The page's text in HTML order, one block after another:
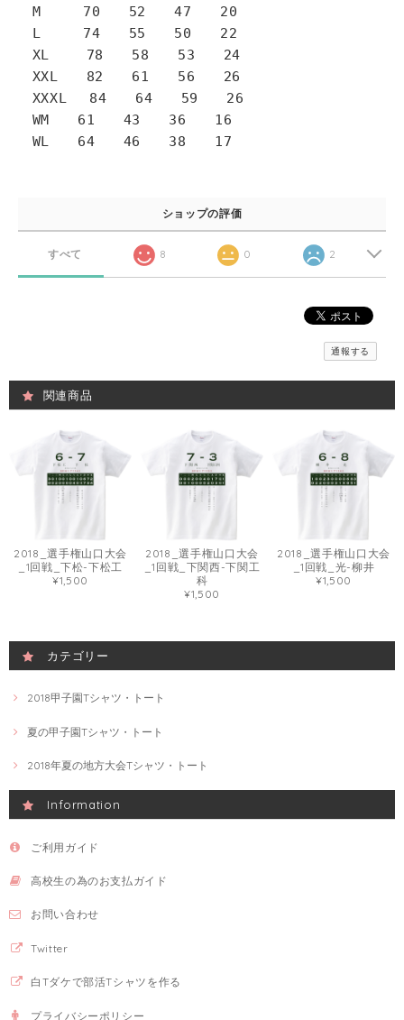
M 70 52 47 20
L 74 55 50 22
XL 78 58 53 24
XXL 82 61 56 26
XXXL 84 64 59 26
WM 61 43 36 16
WL 64 46 38 17
ショップの評価
すべて 8 0 2
通報する
関連商品
2018_選手権山口大会
_1回戦_下松-下松工
¥1,500
2018_選手権山口大会
_1回戦_下関西-下関工
科
¥1,500
2018_選手権山口大会
_1回戦_光-柳井
¥1,500
カテゴリー
2018甲子園Tシャツ・トート
夏の甲子園Tシャツ・トート
2018年夏の地方大会Tシャツ・トート
Information
ご利用ガイド
高校生の為のお支払ガイド
お問い合わせ
Twitter
白Tダケで部活Tシャツを作る
プライバシーポリシー